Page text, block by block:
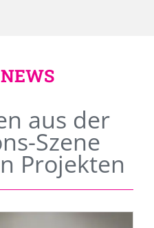
aus der
Szene
Projekten